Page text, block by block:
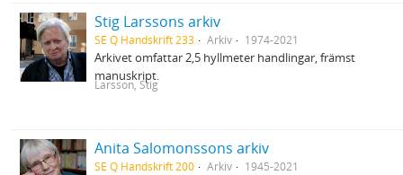
Stig Larssons arkiv
SE Q Handskrift 233 Arkiv 1974-2021
Arkivet omfattar 2,5 hyllmeter handlingar, främst
manuskript.
Larsson, Stig
Anita Salomonssons arkiv
SE Q Handskrift 200 Arkiv 1945-2021